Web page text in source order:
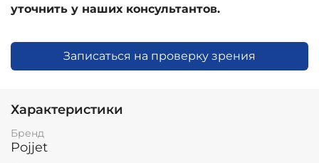
уточнить у наших консультантов.
Записаться на проверку зрения
Характеристики
Бренд
Pojjet